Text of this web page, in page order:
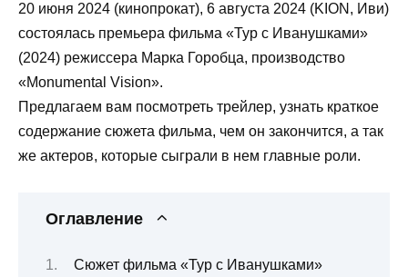
20 июня 2024 (кинопрокат), 6 августа 2024 (KION, Иви)
состоялась премьера фильма «Тур с Иванушками»
(2024) режиссера Марка Горобца, производство
«Monumental Vision».
Предлагаем вам посмотреть трейлер, узнать краткое
содержание сюжета фильма, чем он закончится, а так
же актеров, которые сыграли в нем главные роли.
Оглавление
Сюжет фильма «Тур с Иванушками»